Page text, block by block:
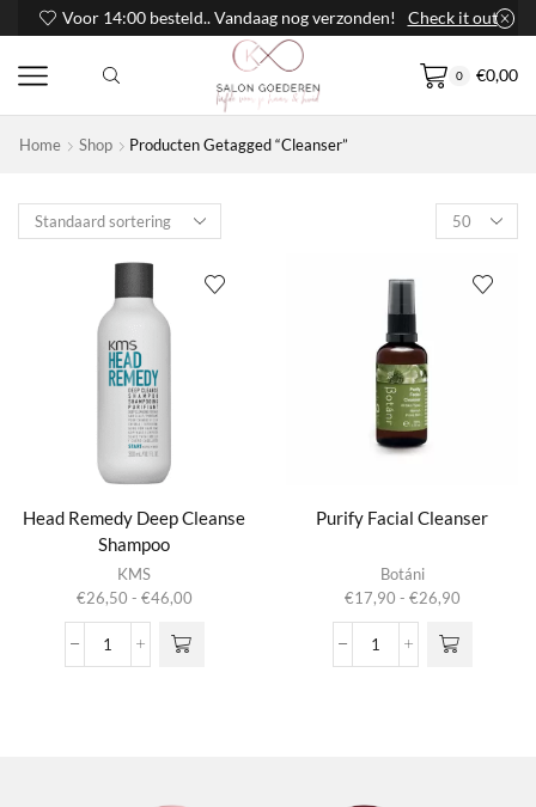
Voor 14:00 besteld.. Vandaag nog verzonden! Check it out
0 €0,00
Home Shop Producten Getagged “Cleanser”
Products
per
Head Remedy Deep Cleanse
Shampoo
KMS
€26,50 - €46,00Prijsklasse:
tot
Head
heeft
meerdere
Deze optie
Purify Facial Cleanser
Botáni
€17,90 - €26,90Prijsklasse:
tot
Purify
heeft
meerdere
Deze optie